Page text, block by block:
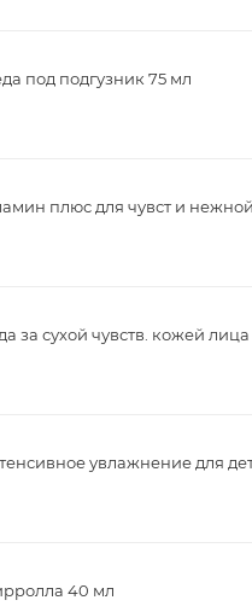
под подгузник 75 мл
плюс для чувст и
за сухой чувств. кожей
увлажнение для
40 мл